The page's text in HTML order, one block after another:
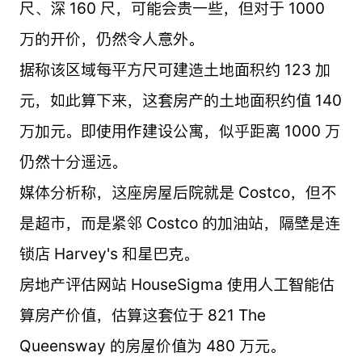
尺、深 160 尺，可能会贵一些，但对于 1000
万的开价，仍然令人意外。
据称该区域每平方尺可建造土地面积约 123 加
元，如此算下来，这套房产的土地面积约值 140
万加元。即使用作建设公寓，似乎距离 1000 万
仍然十分遥远。
媒体分析称，这座房屋后院就是 Costco，但不
是超市，而是紧邻 Costco 的加油站，隔壁是连
锁店 Harvey's 和星巴克。
房地产评估网站 HouseSigma 使用人工智能估
算房产价值，估算这套位于 821 The
Queensway 的房屋价值为 480 万元。